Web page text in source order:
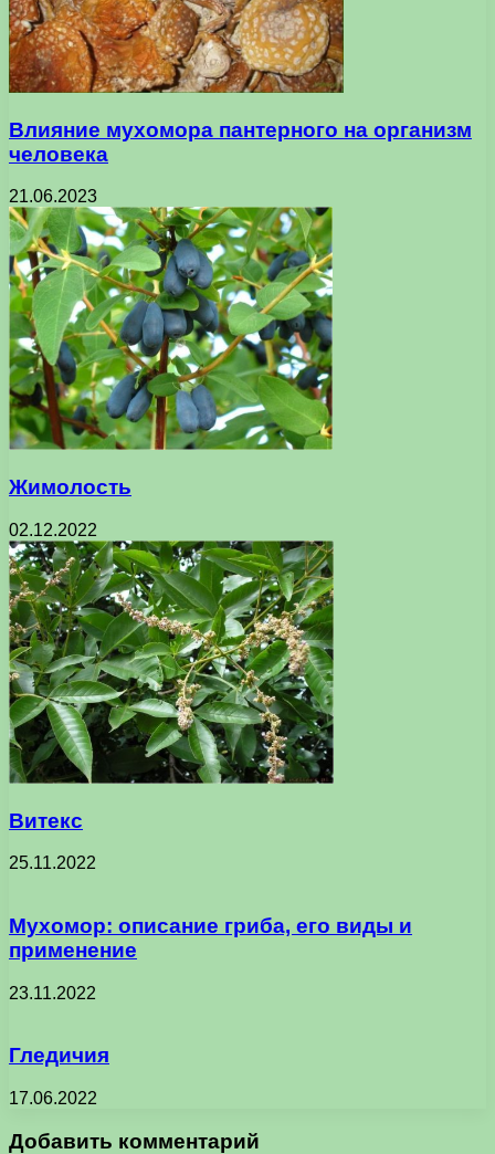
Влияние мухомора пантерного на организм
человека
21.06.2023
Жимолость
02.12.2022
Витекс
25.11.2022
Мухомор: описание гриба, его виды и
применение
23.11.2022
Гледичия
17.06.2022
Добавить комментарий